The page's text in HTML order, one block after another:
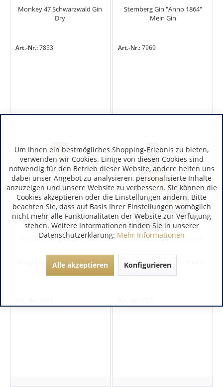
Monkey 47 Schwarzwald Gin
Dry
Art.-Nr.:7853
Stemberg Gin "Anno 1864"
Mein Gin
Art.-Nr.:7969
Deutschland | Deutschland
Brogsitter IRIS Finest Dry Gin
Schwarzwald | Deutschland
BOAR Blackforest Premium
Um Ihnen ein bestmögliches Shopping-Erlebnis zu bieten,
verwenden wir Cookies. Einige von diesen Cookies sind
notwendig für den Betrieb dieser Website, andere helfen uns
dabei unser Angebot zu analysieren, personalisierte Inhalte
anzuzeigen und unsere Website zu verbessern. Sie können die
Cookies akzeptieren oder die Einstellungen ändern. Bitte
beachten Sie, dass auf Basis Ihrer Einstellungen womöglich
nicht mehr alle Funktionalitäten der Website zur Verfügung
stehen. Weitere Informationen finden Sie in unserer
Datenschutzerklärung: Mehr Informationen
Alle akzeptieren Konfigurieren